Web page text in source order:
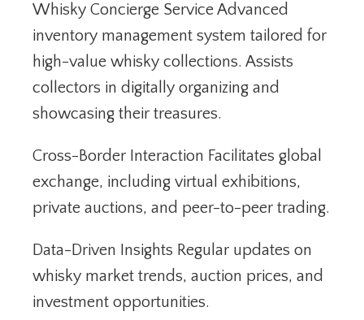
Whisky Concierge Service Advanced
inventory management system tailored for
high-value whisky collections. Assists
collectors in digitally organizing and
showcasing their treasures.
Cross-Border Interaction Facilitates global
exchange, including virtual exhibitions,
private auctions, and peer-to-peer trading.
Data-Driven Insights Regular updates on
whisky market trends, auction prices, and
investment opportunities.